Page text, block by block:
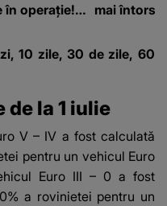
în operație!
mai întors
10 zile, 30 de zile, 60
la 1 iulie
V – IV a fost calculată
pentru un vehicul Euro
Euro III – 0 a fost
a rovinietei pentru un